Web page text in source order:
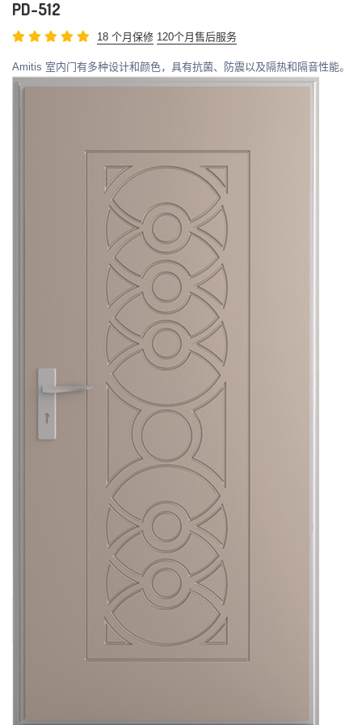
PD-512
18 个月保修 120个月售后服务
Amitis 室内门有多种设计和颜色，具有抗菌、防震以及隔热和隔音性能。